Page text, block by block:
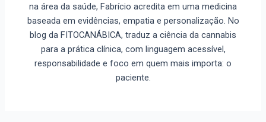
na área da saúde, Fabrício acredita em uma medicina
baseada em evidências, empatia e personalização. No
blog da FITOCANÁBICA, traduz a ciência da cannabis
para a prática clínica, com linguagem acessível,
responsabilidade e foco em quem mais importa: o
paciente.